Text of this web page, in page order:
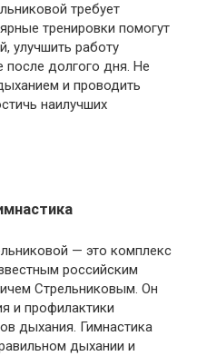
требует
тренировки помогут
улучшить работу
после долгого дня. Не
и проводить
наилучших
— это комплекс
российским
Стрельниковым. Он
и профилактики
дыхания. Гимнастика
дыхании и